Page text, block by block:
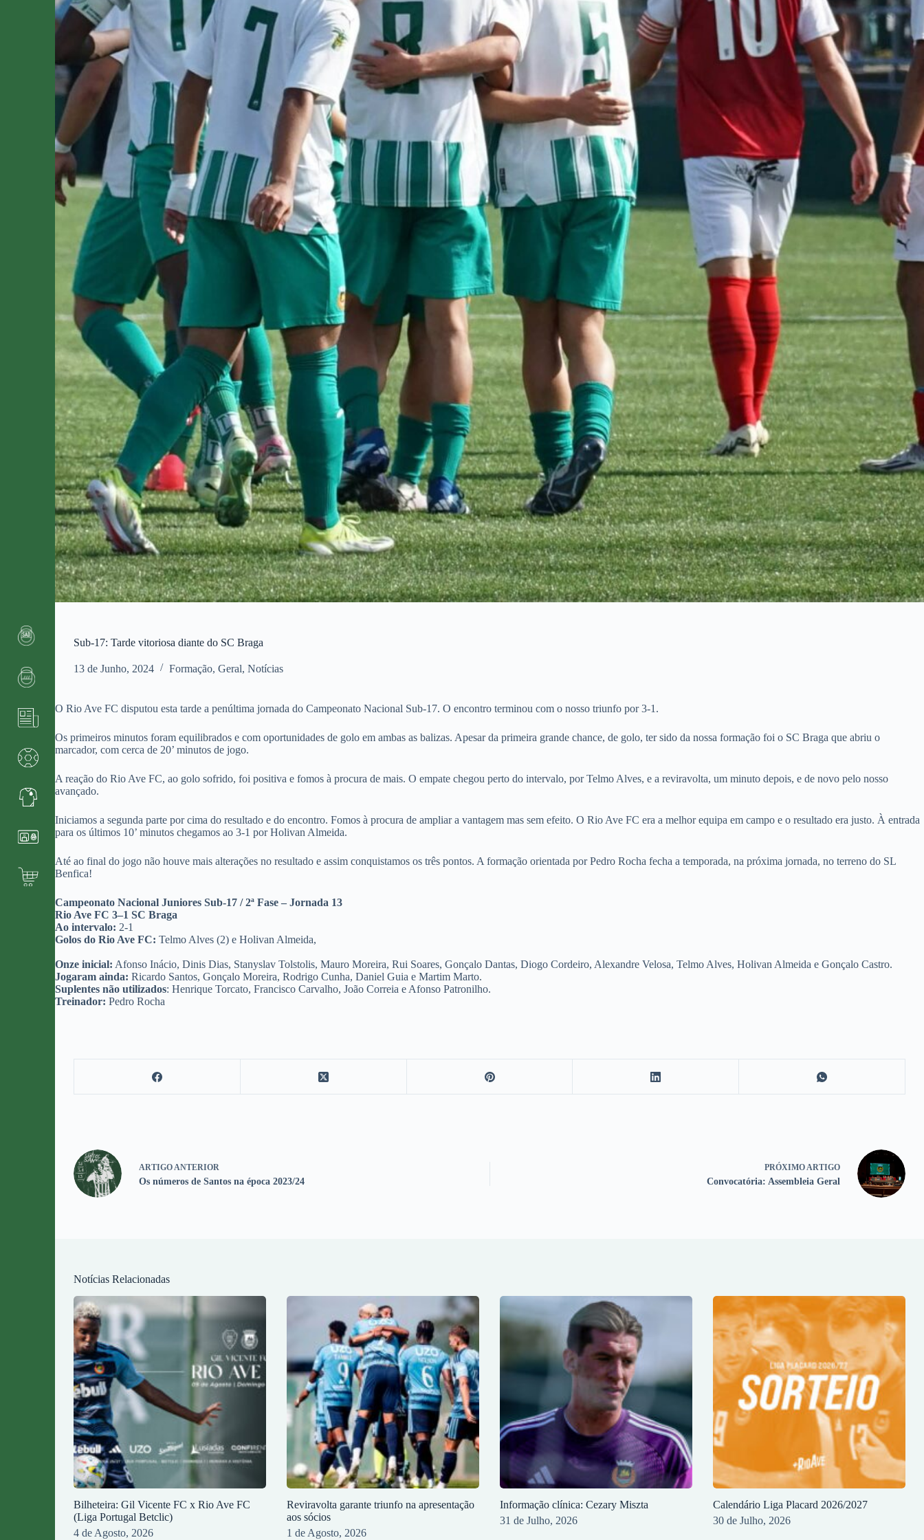
Sub-17: Tarde vitoriosa diante do SC Braga
13 de Junho, 2024 Formação,Geral,Notícias
O Rio Ave FC disputou esta tarde a penúltima jornada do Campeonato Nacional Sub-17. O encontro terminou com o nosso triunfo por 3-1.
Os primeiros minutos foram equilibrados e com oportunidades de golo em ambas as balizas. Apesar da primeira grande chance, de golo, ter sido da nossa formação foi o SC Braga que abriu o
marcador, com cerca de 20’ minutos de jogo.
A reação do Rio Ave FC, ao golo sofrido, foi positiva e fomos à procura de mais. O empate chegou perto do intervalo, por Telmo Alves, e a reviravolta, um minuto depois, e de novo pelo nosso
avançado.
Iniciamos a segunda parte por cima do resultado e do encontro. Fomos à procura de ampliar a vantagem mas sem efeito. O Rio Ave FC era a melhor equipa em campo e o resultado era justo. À entrada
para os últimos 10’ minutos chegamos ao 3-1 por Holivan Almeida.
Até ao final do jogo não houve mais alterações no resultado e assim conquistamos os três pontos. A formação orientada por Pedro Rocha fecha a temporada, na próxima jornada, no terreno do SL
Benfica!
Campeonato Nacional Juniores Sub-17 / 2ª Fase – Jornada 13
Rio Ave FC 3–1 SC Braga
Ao intervalo: 2-1
Golos do Rio Ave FC: Telmo Alves (2) e Holivan Almeida,
Onze inicial: Afonso Inácio, Dinis Dias, Stanyslav Tolstolis, Mauro Moreira, Rui Soares, Gonçalo Dantas, Diogo Cordeiro, Alexandre Velosa, Telmo Alves, Holivan Almeida e Gonçalo Castro.
Jogaram ainda: Ricardo Santos, Gonçalo Moreira, Rodrigo Cunha, Daniel Guia e Martim Marto.
Suplentes não utilizados: Henrique Torcato, Francisco Carvalho, João Correia e Afonso Patronilho.
Treinador: Pedro Rocha
ARTIGO ANTERIOR
Os números de Santos na época 2023/24
PRÓXIMO ARTIGO
Convocatória: Assembleia Geral
Notícias Relacionadas
Bilheteira: Gil Vicente FC x Rio Ave FC
(Liga Portugal Betclic)
4 de Agosto, 2026
Reviravolta garante triunfo na apresentação
aos sócios
1 de Agosto, 2026
Informação clínica: Cezary Miszta
31 de Julho, 2026
Calendário Liga Placard 2026/2027
30 de Julho, 2026